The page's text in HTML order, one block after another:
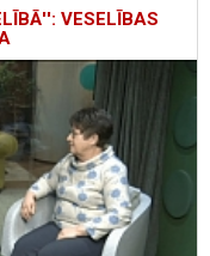
VESELĪBAS